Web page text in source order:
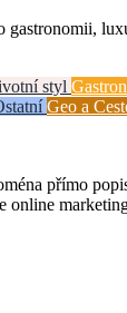
gastronomii,
styl
Geo a
přímo
online